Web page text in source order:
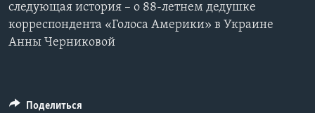
следующая история – о 88-летнем дедушке
корреспондента «Голоса Америки» в Украине
Анны Черниковой
Поделиться